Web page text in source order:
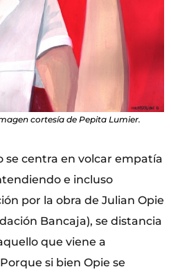
cortesía de Pepita Lumier.
se centra en volcar empatía
e incluso
por la obra de Julian Opie
Bancaja), se distancia
que viene a
si bien Opie se